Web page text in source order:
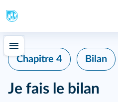
Chapitre 4 Bilan
Je fais le bilan